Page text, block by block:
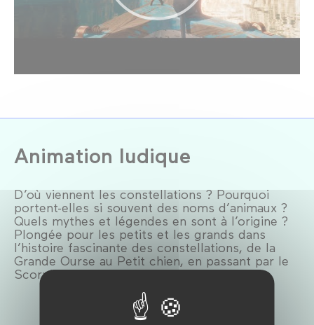
Animation ludique
D’où viennent les constellations ? Pourquoi
portent-elles si souvent des noms d’animaux ?
Quels mythes et légendes en sont à l’origine ?
Plongée pour les petits et les grands dans
l’histoire fascinante des constellations, de la
Grande Ourse au Petit chien, en passant par le
Scorpion et l’Oiseau de paradis.